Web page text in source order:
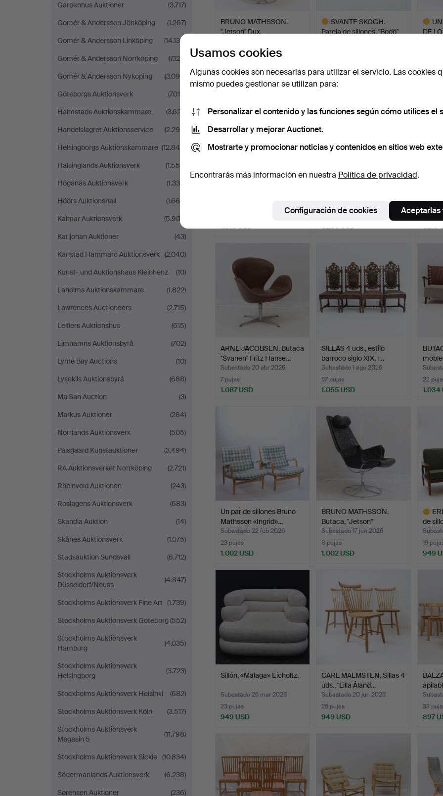
Garpenhus Auktioner
(3.717)
Gomér & Andersson Jönköping
(1.267)
Gomér & Andersson Linköping
(14.139)
Gomér & Andersson Norrköping
(7.124)
Gomér & Andersson Nyköping
(3.094)
Göteborgs Auktionsverk
(7.015)
Halmstads Auktionskammare
(3.627)
Handelslagret Auktionsservice
(2.296)
Helsingborgs Auktionskammare (12.840)
Hälsinglands Auktionsverk
(1.550)
Höganäs Auktionsverk
(1.330)
Höörs Auktionshall
(1.669)
Kalmar Auktionsverk
(5.903)
Karljohan Auktioner
(43)
Karlstad Hammarö Auktionsverk (2.040)
Kunst- und Auktionshaus Kleinhenz
(10)
Laholms Auktionskammare
(1.822)
Lawrences Auctioneers
(2.715)
Leiflers Auktionshus
(615)
Limhamns Auktionsbyrå
(702)
Lyme Bay Auctions
(10)
Lysekils Auktionsbyrå
(688)
Ma San Auction
(3)
Markus Auktioner
(284)
Norrlands Auktionsverk
(505)
Palsgaard Kunstauktioner
(3.494)
RA Auktionsverket Norrköping
(2.721)
Rheinveld Auktionen
(243)
Roslagens Auktionsverk
(683)
Skandia Auktion
(14)
Skånes Auktionsverk
(1.075)
Stadsauktion Sundsvall
(6.712)
Stockholms Auktionsverk
Düsseldorf/Neuss
(4.847)
Stockholms Auktionsverk Fine Art (1.739)
Stockholms Auktionsverk Göteborg(552)
Stockholms Auktionsverk
Hamburg
(4.035)
Stockholms Auktionsverk
Helsingborg
(3.723)
Stockholms Auktionsverk Helsinki
(682)
Stockholms Auktionsverk Köln
(3.517)
Stockholms Auktionsverk
Magasin 5
(11.798)
Stockholms Auktionsverk Sickla
(10.834)
Södermanlands Auktionsverk
(6.238)
Sørensen Auktioner
(236)
BRUNO MATHSSON.
"Jetson" Dux.
20 pujas
SVANTE SKOGH.
Pareja de sillones, "Bodö"
Lote
seleccionado
DE
Lote
1.318 USD 1.266 USD 1.218
ARNE JACOBSEN. Butaca
"Svanen" Fritz Hanse…
Subastado 20 abr 2026
7 pujas
1.087 USD
SILLAS 4 uds., estilo
barroco siglo XIX, r…
Subastado 1 ago 2026
57 pujas
1.055 USD
22
1.034
Un par de sillones Bruno
Mathsson «Ingrid»…
Subastado 22 feb 2026
23 pujas
1.002 USD
BRUNO MATHSSON.
Butaca, "Jetson"
Tapicería…
Subastado 17 jun 2026
8 pujas
1.002 USD
de
19
949
Sillón, «Malaga» Eicholtz.
Subastado 26 mar 2026
23 pujas
949 USD
CARL MALMSTEN. Sillas 4
uds., "Lilla Åland…
Subastado 20 jun 2026
25 pujas
949 USD
33
897
Usamos cookies
Algunas cookies son necesarias para utilizar el servicio. Las cookies
mismo puedes gestionar se utilizan para:
Personalizar el contenido y las funciones según cómo utilices el
Desarrollar y mejorar Auctionet.
Mostrarte y promocionar noticias y contenidos en sitios web
Encontrarás más información en nuestra Política de privacidad.
Configuración de cookies Aceptarlas